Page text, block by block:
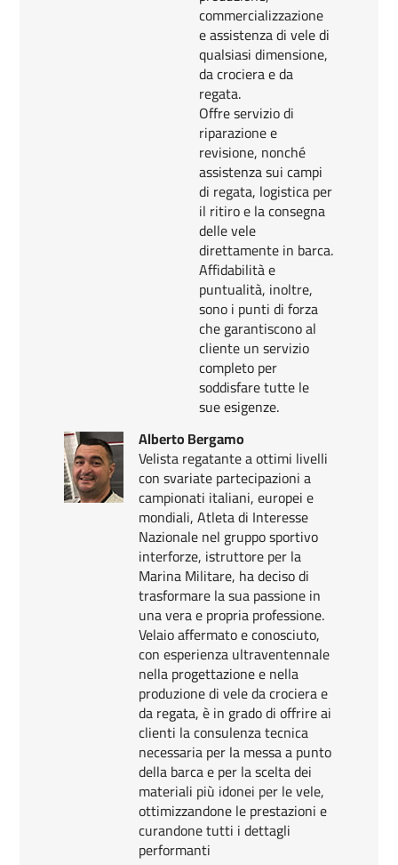
commercializzazione
e assistenza di vele di
qualsiasi dimensione,
da crociera e da
regata.
Offre servizio di
riparazione e
revisione, nonché
assistenza sui campi
di regata, logistica per
il ritiro e la consegna
delle vele
direttamente in barca.
Affidabilità e
puntualità, inoltre,
sono i punti di forza
che garantiscono al
cliente un servizio
completo per
soddisfare tutte le
sue esigenze.
Alberto Bergamo
Velista regatante a ottimi livelli
con svariate partecipazioni a
campionati italiani, europei e
mondiali, Atleta di Interesse
Nazionale nel gruppo sportivo
interforze, istruttore per la
Marina Militare, ha deciso di
trasformare la sua passione in
una vera e propria professione.
Velaio affermato e conosciuto,
con esperienza ultraventennale
nella progettazione e nella
produzione di vele da crociera e
da regata, è in grado di offrire ai
clienti la consulenza tecnica
necessaria per la messa a punto
della barca e per la scelta dei
materiali più idonei per le vele,
ottimizzandone le prestazioni e
curandone tutti i dettagli
performanti